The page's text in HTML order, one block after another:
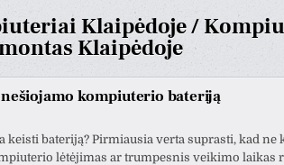
Klaipėdoje /
Klaipėdoje
kompiuterio bateriją
keisti bateriją? Pirmiausia verta suprasti, kad ne
lėtėjimas ar trumpesnis veikimo laikas